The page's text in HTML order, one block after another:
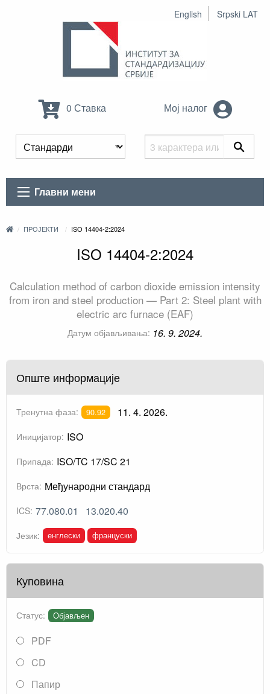
English Srpski LAT
0 Ставка Мој налог
Главни мени
ПРОЈЕКТИ ISO 14404-2:2024
ISO 14404-2:2024
Calculation method of carbon dioxide emission intensity
from iron and steel production — Part 2: Steel plant with
electric arc furnace (EAF)
Датум објављивања: 16. 9. 2024.
Опште информације
Тренутна фаза: 90.92 11. 4. 2026.
Иницијатор: ISO
Припада: ISO/TC 17/SC 21
Врста: Међународни стандард
ICS: 77.080.01 13.020.40
Језик: енглески француски
Куповина
Статус: Објављен
PDF
CD
Папир